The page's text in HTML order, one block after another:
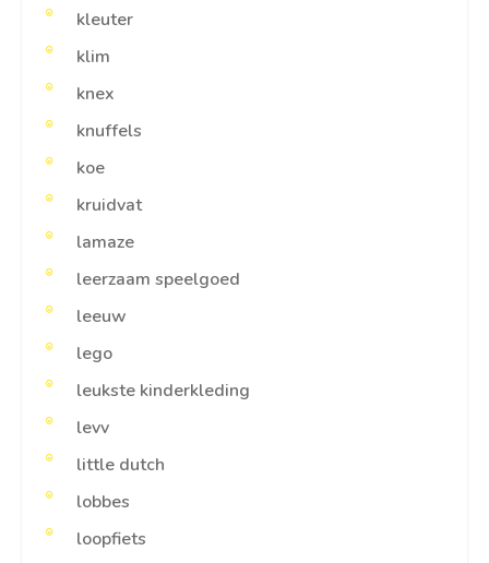
kleuter
klim
knex
knuffels
koe
kruidvat
lamaze
leerzaam speelgoed
leeuw
lego
leukste kinderkleding
levv
little dutch
lobbes
loopfiets